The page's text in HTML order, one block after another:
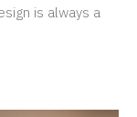
is always a